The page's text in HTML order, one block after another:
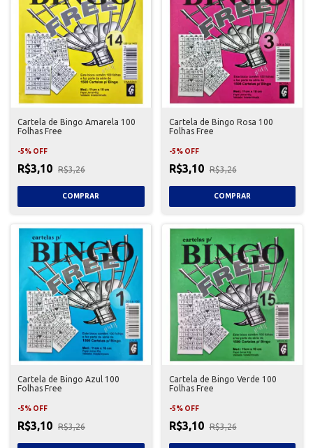
Cartela de Bingo Amarela 100
Folhas Free
-5% OFF
R$3,10 R$3,26
Cartela de Bingo Rosa 100
Folhas Free
-5% OFF
R$3,10 R$3,26
Cartela de Bingo Azul 100
Folhas Free
-5% OFF
R$3,10 R$3,26
Cartela de Bingo Verde 100
Folhas Free
-5% OFF
R$3,10 R$3,26